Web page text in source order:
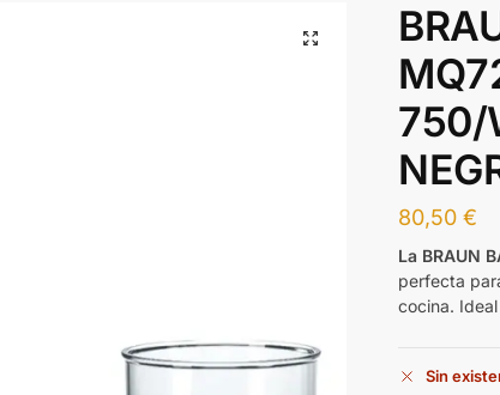
750/
80,50€
La BRAUN
perfecta
cocina.
Sin